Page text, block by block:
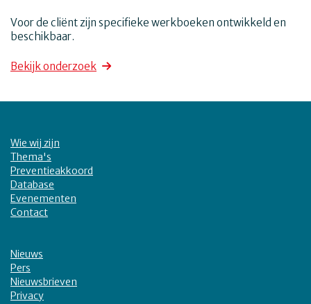
Voor de cliënt zijn specifieke werkboeken ontwikkeld en
beschikbaar.
Bekijk onderzoek
Wie wij zijn
Thema's
Preventieakkoord
Database
Evenementen
Contact
Nieuws
Pers
Nieuwsbrieven
Privacy